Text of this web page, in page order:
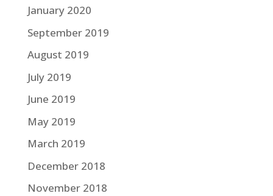
January 2020
September 2019
August 2019
July 2019
June 2019
May 2019
March 2019
December 2018
November 2018